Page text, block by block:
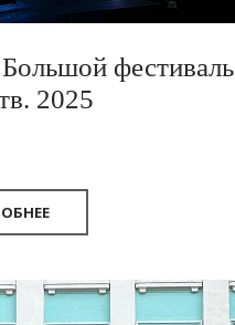
фестиваль
2025